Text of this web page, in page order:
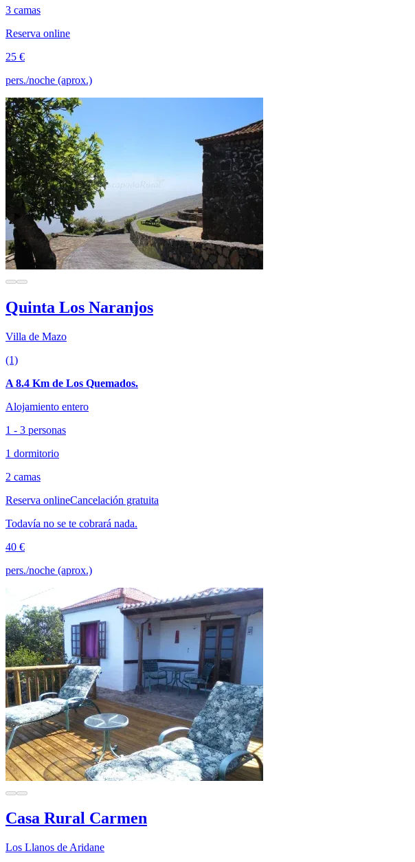
3 camas
Reserva online
25 €
pers./noche (aprox.)
Quinta Los Naranjos
Villa de Mazo
(1)
A 8.4 Km de Los Quemados.
Alojamiento entero
1 - 3 personas
1 dormitorio
2 camas
Reserva onlineCancelación gratuita
Todavía no se te cobrará nada.
40 €
pers./noche (aprox.)
Casa Rural Carmen
Los Llanos de Aridane